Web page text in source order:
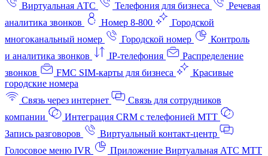
Виртуальная АТС
Телефония для бизнеса
Речевая
аналитика звонков
Номер 8-800
Городской
многоканальный номер
Городской номер
Контроль
и аналитика звонков
IP-телефония
Распределение
звонков
FMC SIM-карты для бизнеса
Красивые
городские номера
Связь через интернет
Связь для сотрудников
компании
Интеграция CRM с телефонией МТТ
Запись разговоров
Виртуальный контакт‑центр
Голосовое меню IVR
Приложение Виртуальная АТС МТТ